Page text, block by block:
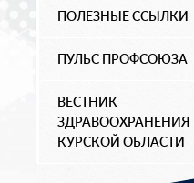
ПОЛЕЗНЫЕ ССЫЛКИ
ПУЛЬС ПРОФСОЮЗА
ВЕСТНИК
ЗДРАВООХРАНЕНИЯ
КУРСКОЙ ОБЛАСТИ